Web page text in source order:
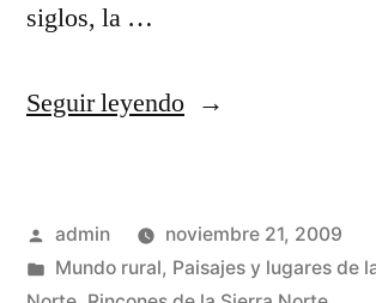
siglos, la …
Seguir leyendo«Sedimentos
Publicado
por
admin
noviembre 21, 2009
Publicado
Mundo rural, Paisajes y lugares de